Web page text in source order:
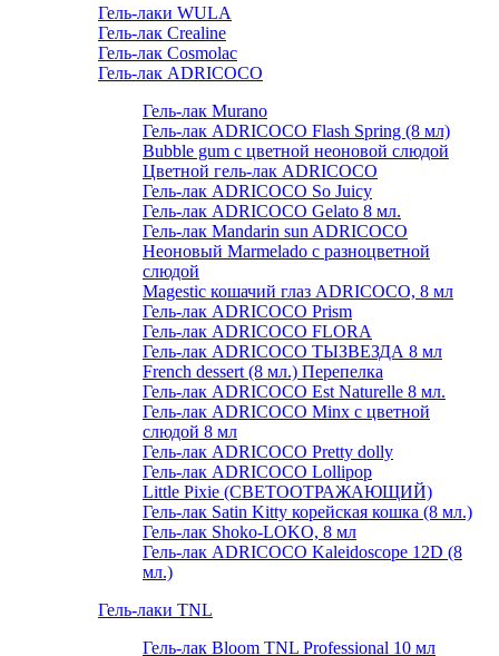
Гель-лаки WULA
Гель-лак Crealine
Гель-лак Cosmolac
Гель-лак ADRICOCO
Гель-лак Murano
Гель-лак ADRICOCO Flash Spring (8 мл)
Bubble gum с цветной неоновой слюдой
Цветной гель-лак ADRICOCO
Гель-лак ADRICOCO So Juicy
Гель-лак ADRICOCO Gelato 8 мл.
Гель-лак Mandarin sun ADRICOCO
Неоновый Marmelado с разноцветной
слюдой
Magestic кошачий глаз ADRICOCO, 8 мл
Гель-лак ADRICOCO Prism
Гель-лак ADRICOCO FLORA
Гель-лак ADRICOCO ТЫЗВЕЗДА 8 мл
French dessert (8 мл.) Перепелка
Гель-лак ADRICOCO Est Naturelle 8 мл.
Гель-лак ADRICOCO Minx с цветной
слюдой 8 мл
Гель-лак ADRICOCO Pretty dolly
Гель-лак ADRICOCO Lollipop
Little Pixie (СВЕТООТРАЖАЮЩИЙ)
Гель-лак Satin Kitty корейская кошка (8 мл.)
Гель-лак Shoko-LOKO, 8 мл
Гель-лак ADRICOCO Kaleidoscope 12D (8
мл.)
Гель-лаки TNL
Гель-лак Bloom TNL Professional 10 мл